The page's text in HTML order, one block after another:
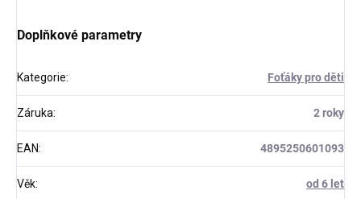
Doplňkové parametry
Kategorie: Foťáky pro děti
Záruka: 2 roky
EAN: 4895250601093
Věk: od 6 let